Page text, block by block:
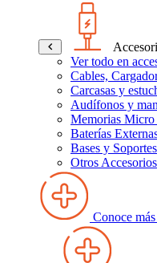
Ver todo en
Cables,
Carcasas y
Audífonos y
Memorias Micro
Baterías
Bases y Soportes
Otros Accesorios
Conoce más